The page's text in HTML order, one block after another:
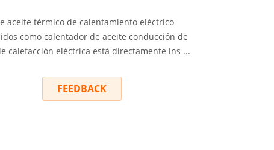
aceite térmico de calentamiento eléctrico
como calentador de aceite conducción de
calefacción eléctrica está directamente ins ...
FEEDBACK